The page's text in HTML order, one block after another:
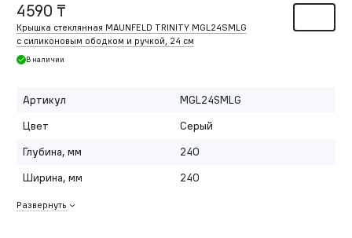
4590 ₸
Крышка стеклянная MAUNFELD TRINITY MGL24SMLG
с силиконовым ободком и ручкой, 24 см
В наличии
Артикул
MGL24SMLG
Цвет
Серый
Глубина, мм
240
Ширина, мм
240
Развернуть